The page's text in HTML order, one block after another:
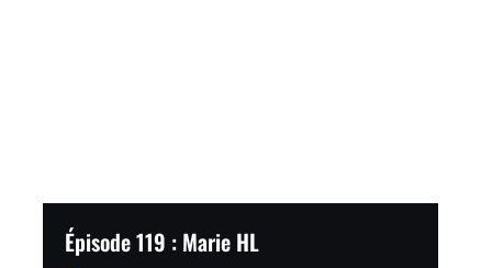
Épisode 119 : Marie HL